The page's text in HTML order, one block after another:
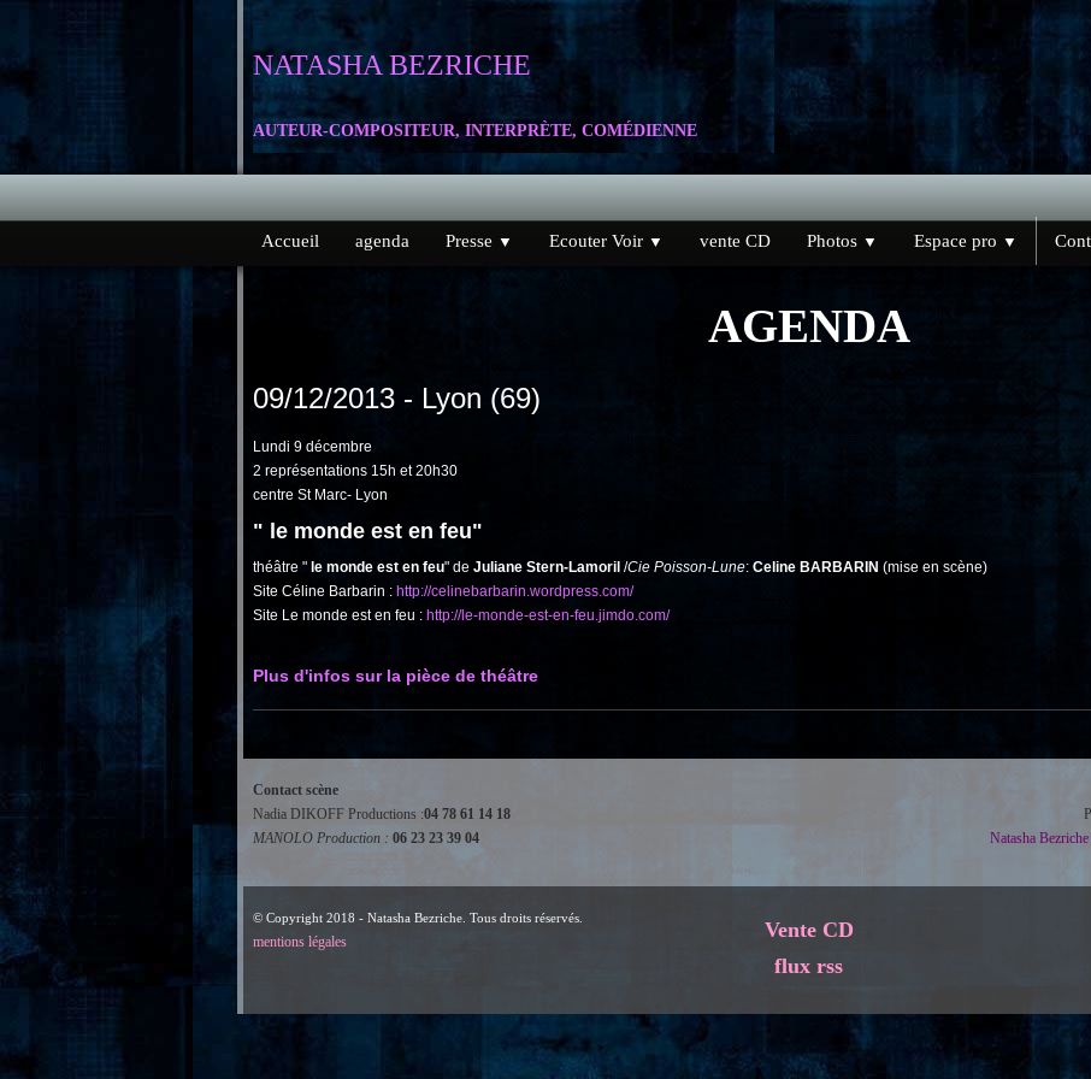
NATASHA BEZRICHE
AUTEUR-COMPOSITEUR, INTERPRÈTE, COMÉDIENNE
Accueil agenda Presse ▼ Ecouter Voir ▼ vente CD Photos ▼ Espace pro ▼
AGENDA
09/12/2013 - Lyon (69)
Lundi 9 décembre
2 représentations 15h et 20h30
centre St Marc- Lyon
" le monde est en feu"
théâtre " le monde est en feu" de Juliane Stern-Lamoril /Cie Poisson-Lune: Celine BARBARIN (mise en scène)
Site Céline Barbarin : http://celinebarbarin.wordpress.com/
Site Le monde est en feu : http://le-monde-est-en-feu.jimdo.com/
Plus d'infos sur la pièce de théâtre
Contact scène
Nadia DIKOFF Productions :04 78 61 14 18
MANOLO Production : 06 23 23 39 04
Natasha
© Copyright 2018 - Natasha Bezriche. Tous droits réservés.
mentions légales
Vente CD
flux rss